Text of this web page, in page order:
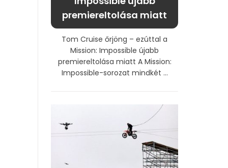
premiereltolása miatt
Tom Cruise őrjöng – ezúttal a
Mission: Impossible újabb
premiereltolása miatt A Mission:
Impossible-sorozat mindkét ...